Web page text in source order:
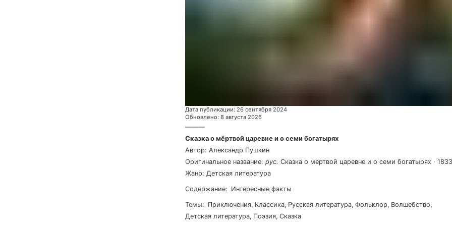
Дата публикации: 26 сентября 2024
Обновлено: 8 августа 2026
———
Сказка о мёртвой царевне и о семи богатырях
Автор: Александр Пушкин
Оригинальное название: рус. Сказка о мертвой царевне и о семи богатырях · 1833
Жанр: Детская литература
Содержание: Интересные факты
Темы: приключения, классика, русская литература, фольклор, волшебство,
детская литература, поэзия, сказка